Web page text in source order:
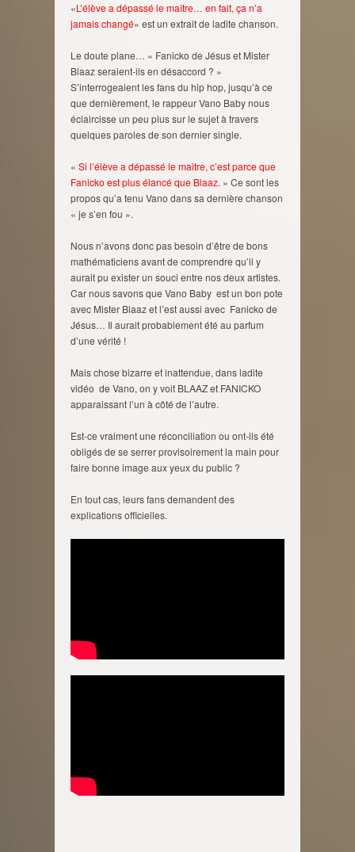
«L’élève a dépassé le maître… en fait, ça n’a
jamais changé» est un extrait de ladite chanson.
Le doute plane… « Fanicko de Jésus et Mister
Blaaz seraient-ils en désaccord ? »
S’interrogeaient les fans du hip hop, jusqu’à ce
que dernièrement, le rappeur Vano Baby nous
éclaircisse un peu plus sur le sujet à travers
quelques paroles de son dernier single.
« Si l’élève a dépassé le maitre, c’est parce que
Fanicko est plus élancé que Blaaz. » Ce sont les
propos qu’a tenu Vano dans sa dernière chanson
« je s’en fou ».
Nous n’avons donc pas besoin d’être de bons
mathématiciens avant de comprendre qu’il y
aurait pu exister un souci entre nos deux artistes.
Car nous savons que Vano Baby est un bon pote
avec Mister Blaaz et l’est aussi avec Fanicko de
Jésus… Il aurait probablement été au parfum
d’une vérité !
Mais chose bizarre et inattendue, dans ladite
vidéo de Vano, on y voit BLAAZ et FANICKO
apparaissant l’un à côté de l’autre.
Est-ce vraiment une réconciliation ou ont-ils été
obligés de se serrer provisoirement la main pour
faire bonne image aux yeux du public ?
En tout cas, leurs fans demandent des
explications officielles.